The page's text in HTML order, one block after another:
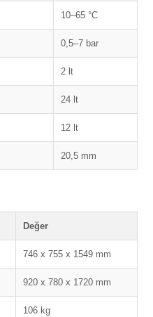
10–65 °C
0,5–7 bar
2 lt
24 lt
12 lt
20,5 mm
Değer
746 x 755 x 1549 mm
920 x 780 x 1720 mm
106 kg